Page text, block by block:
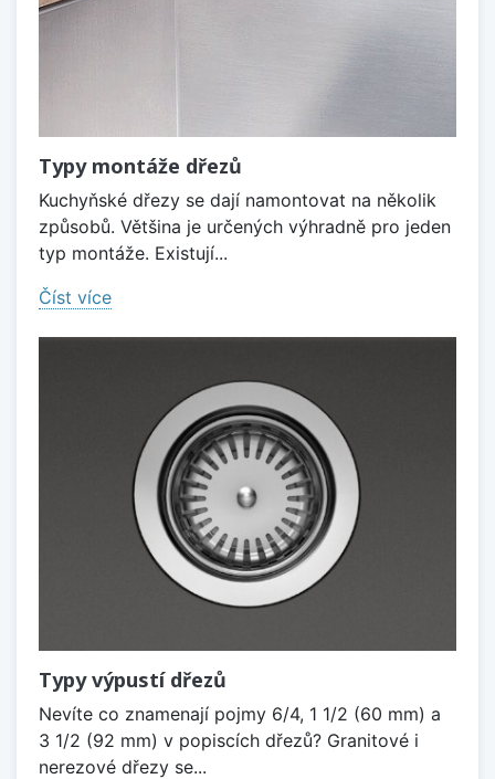
Typy montáže dřezů
Kuchyňské dřezy se dají namontovat na několik
způsobů. Většina je určených výhradně pro jeden
typ montáže. Existují...
Číst více
Typy výpustí dřezů
Nevíte co znamenají pojmy 6/4, 1 1/2 (60 mm) a
3 1/2 (92 mm) v popiscích dřezů? Granitové i
nerezové dřezy se...